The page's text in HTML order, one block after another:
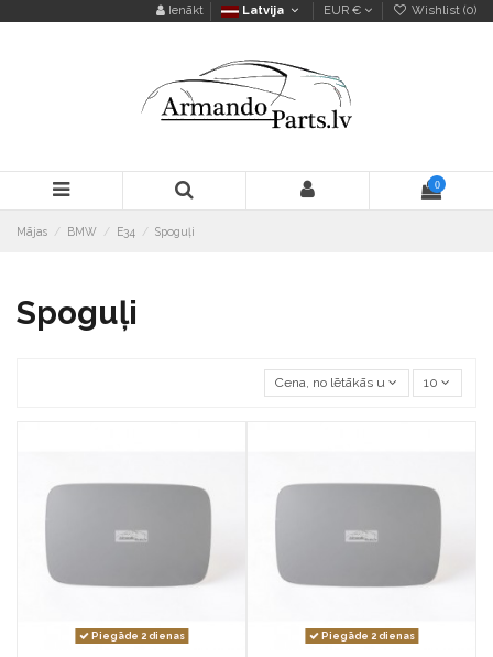
Ienākt Latvija EUR € Wishlist (0)
0
Mājas BMW E34 Spoguļi
Spoguļi
Cena, no lētākās uz dārgāko
10
Piegāde 2 dienas Piegāde 2 dienas